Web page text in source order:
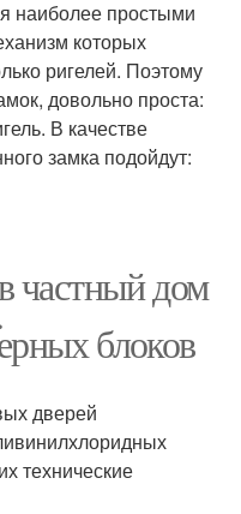
наиболее простыми
которых
ригелей. Поэтому
довольно проста:
В качестве
замка подойдут:
частный дом
блоков
дверей
технические